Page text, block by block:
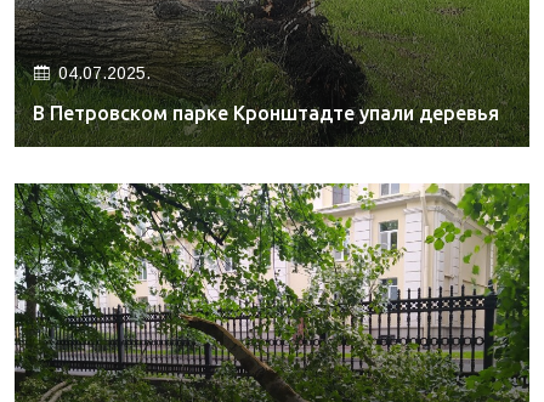
04.07.2025.
В Петровском парке Кронштадте упали деревья